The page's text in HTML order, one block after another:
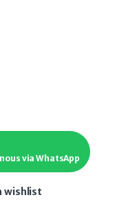
Double
via WhatsApp
wishlist